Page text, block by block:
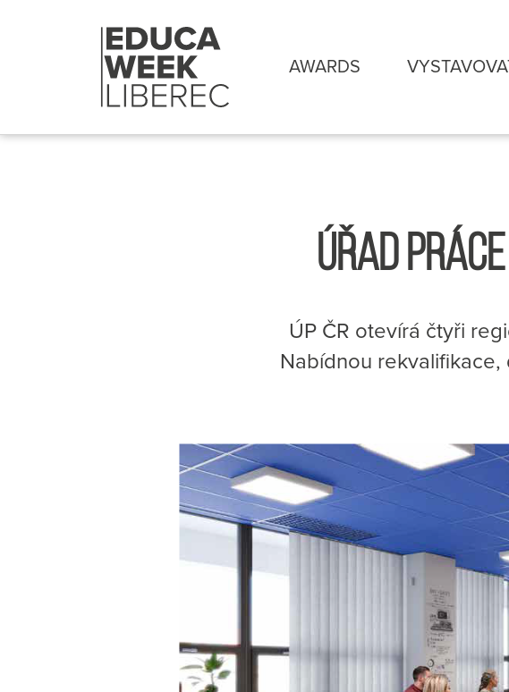
AWARDS
ÚŘAD
ÚP ČR otevírá čtyři
Nabídnou rekvalifikace,